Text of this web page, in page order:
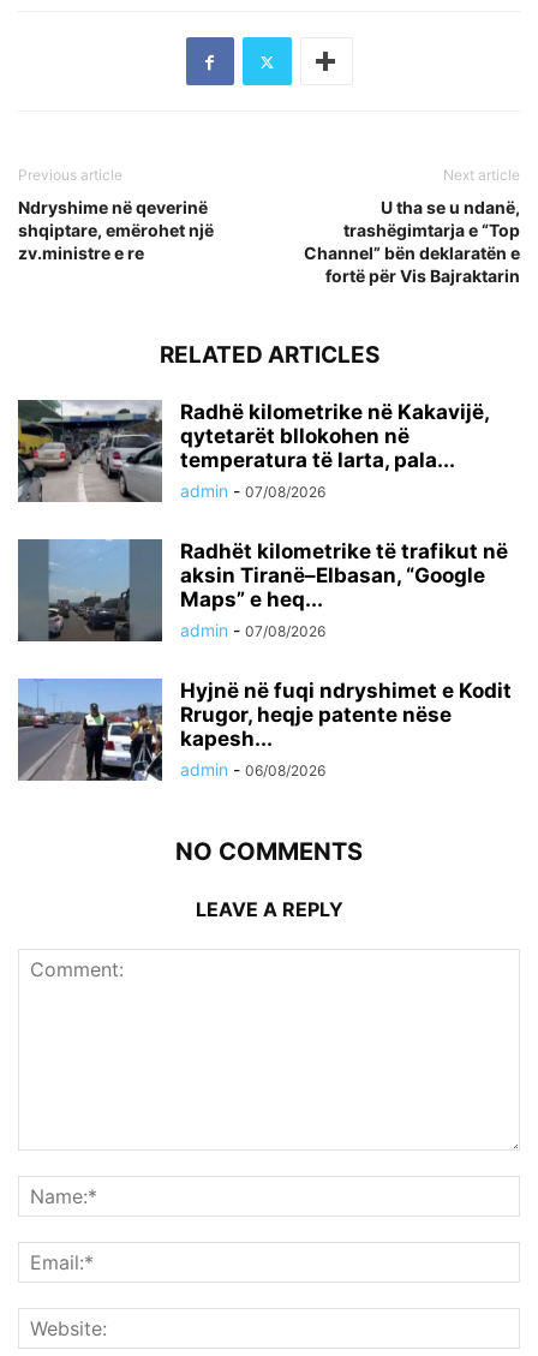
Previous article
Ndryshime në qeverinë
shqiptare, emërohet një
zv.ministre e re
Next article
U tha se u ndanë,
trashëgimtarja e “Top
Channel” bën deklaratën e
fortë për Vis Bajraktarin
RELATED ARTICLES
Radhë kilometrike në Kakavijë,
qytetarët bllokohen në
temperatura të larta, pala...
admin - 07/08/2026
Radhët kilometrike të trafikut në
aksin Tiranë–Elbasan, “Google
Maps” e heq...
admin - 07/08/2026
Hyjnë në fuqi ndryshimet e Kodit
Rrugor, heqje patente nëse
kapesh...
admin - 06/08/2026
NO COMMENTS
LEAVE A REPLY